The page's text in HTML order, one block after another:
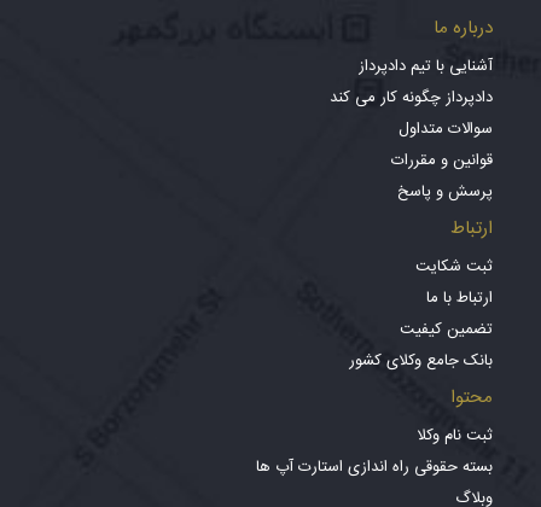
درباره ما
آشنایی با تیم دادپرداز
دادپرداز چگونه کار می کند
سوالات متداول
قوانین و مقررات
پرسش و پاسخ
ارتباط
ثبت شکایت
ارتباط با ما
تضمین کیفیت
بانک جامع وکلای کشور
محتوا
ثبت نام وکلا
بسته حقوقی راه اندازی استارت آپ ها
وبلاگ